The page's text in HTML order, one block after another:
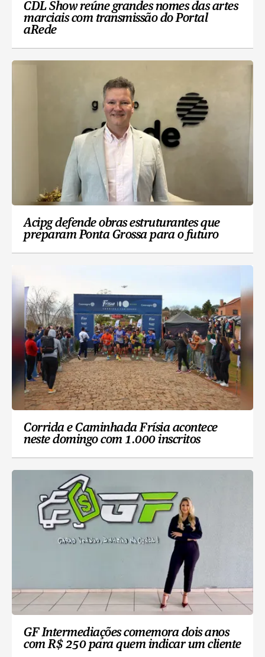
CDL Show reúne grandes nomes das artes
marciais com transmissão do Portal
aRede
Acipg defende obras estruturantes que
preparam Ponta Grossa para o futuro
Corrida e Caminhada Frísia acontece
neste domingo com 1.000 inscritos
GF Intermediações comemora dois anos
com R$ 250 para quem indicar um cliente